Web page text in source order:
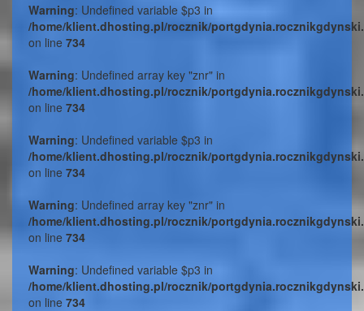
Warning: Undefined variable $p3 in
/home/klient.dhosting.pl/rocznik/
on line 734
Warning: Undefined array key "znr" in
/home/klient.dhosting.pl/rocznik/
on line 734
Warning: Undefined variable $p3 in
/home/klient.dhosting.pl/rocznik/
on line 734
Warning: Undefined array key "znr" in
/home/klient.dhosting.pl/rocznik/
on line 734
Warning: Undefined variable $p3 in
/home/klient.dhosting.pl/rocznik/
on line 734